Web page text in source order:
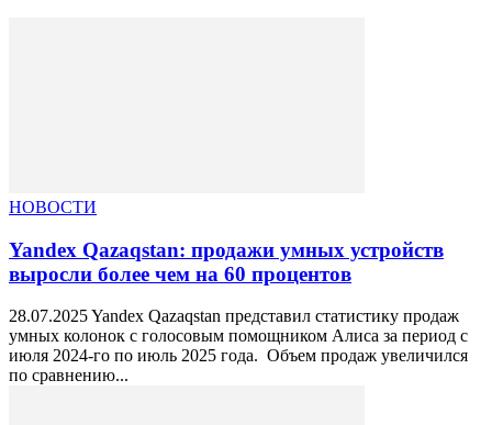
НОВОСТИ
Yandex Qazaqstan: продажи умных устройств
выросли более чем на 60 процентов
28.07.2025 Yandex Qazaqstan представил статистику продаж
умных колонок с голосовым помощником Алиса за период с
июля 2024-го по июль 2025 года. Объем продаж увеличился
по сравнению...